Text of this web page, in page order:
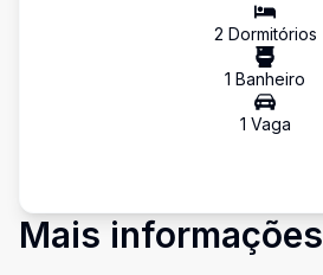
2 Dormitórios
1 Banheiro
1 Vaga
Mais informações